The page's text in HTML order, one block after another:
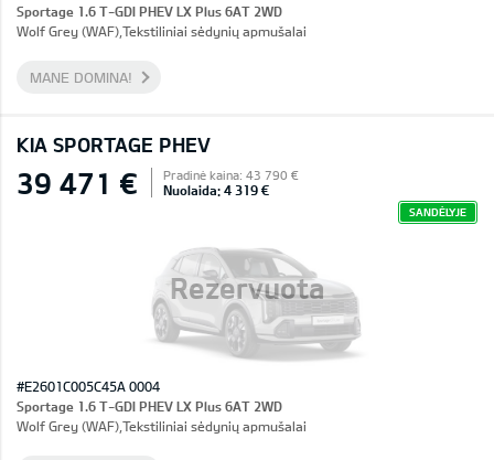
Sportage 1.6 T-GDI PHEV LX Plus 6AT 2WD
Wolf Grey (WAF),Tekstiliniai sėdynių apmušalai
MANE DOMINA!
KIA SPORTAGE PHEV
Rezervuota
39 471 € Pradinė kaina: 43 790 €
Nuolaida: 4 319 €
SANDĖLYJE
#E2601C005C45A 0004
Sportage 1.6 T-GDI PHEV LX Plus 6AT 2WD
Wolf Grey (WAF),Tekstiliniai sėdynių apmušalai